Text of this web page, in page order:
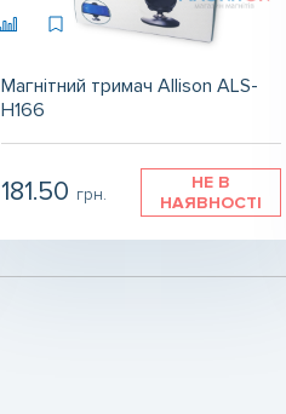
Магнітний тримач Allison ALS-
H166
181.50 грн.
НЕ В
НАЯВНОСТІ